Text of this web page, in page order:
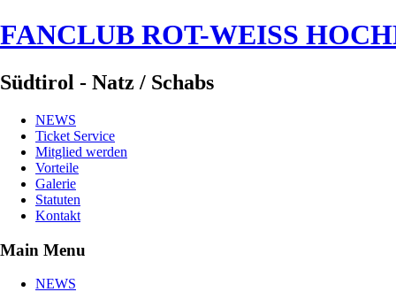
FANCLUB ROT-WEISS
Südtirol - Natz / Schabs
NEWS
Ticket Service
Mitglied werden
Vorteile
Galerie
Statuten
Kontakt
Main Menu
NEWS